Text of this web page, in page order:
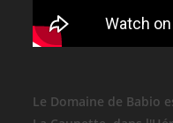
Le Domaine de Babio